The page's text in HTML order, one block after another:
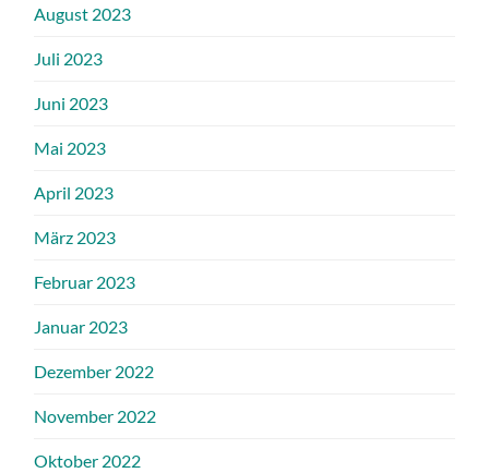
August 2023
Juli 2023
Juni 2023
Mai 2023
April 2023
März 2023
Februar 2023
Januar 2023
Dezember 2022
November 2022
Oktober 2022